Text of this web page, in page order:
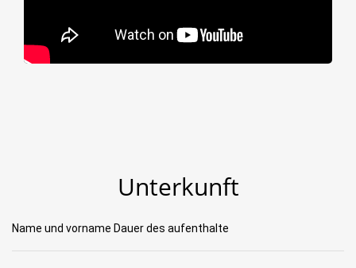
Unterkunft
Name und vorname Dauer des aufenthalte